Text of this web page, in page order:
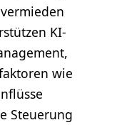
KI-
wie
Steuerung